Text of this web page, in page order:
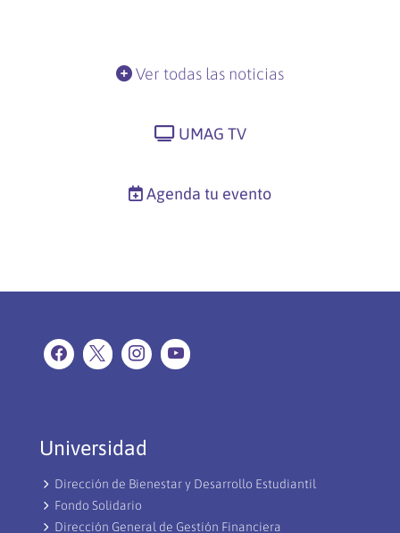
Ver todas las noticias
UMAG TV
Agenda tu evento
Universidad
Dirección de Bienestar y Desarrollo Estudiantil
Fondo Solidario
Dirección General de Gestión Financiera